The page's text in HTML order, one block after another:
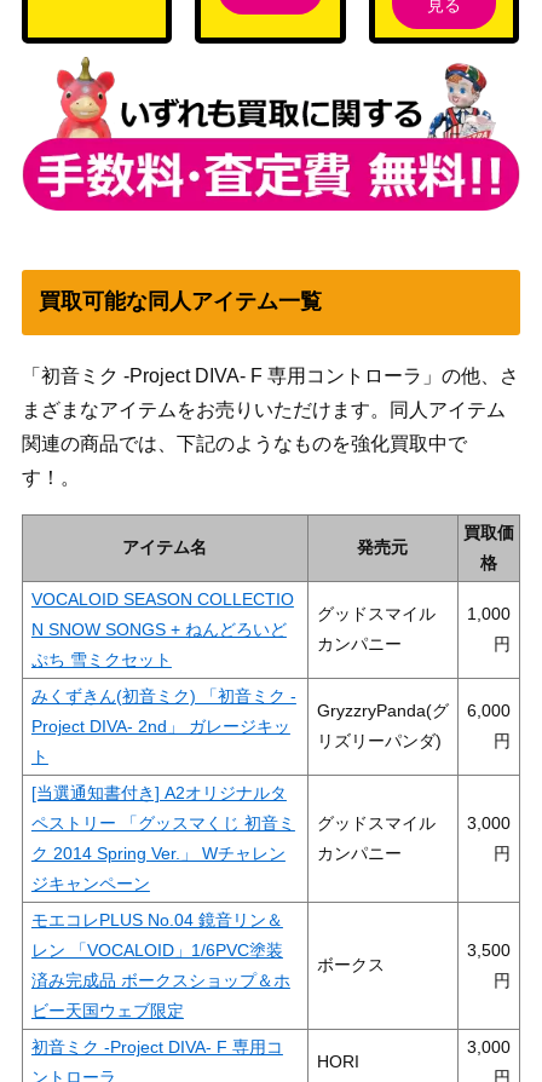
見る
買取可能な同人アイテム一覧
「初音ミク -Project DIVA- F 専用コントローラ」の他、さ
まざまなアイテムをお売りいただけます。同人アイテム
関連の商品では、下記のようなものを強化買取中で
す！。
アイテム名 発売元
買取価
格
VOCALOID SEASON COLLECTIO
N SNOW SONGS + ねんどろいど
ぷち 雪ミクセット
グッドスマイル
カンパニー
1,000
みくずきん(初音ミク) 「初音ミク -
Project DIVA- 2nd」 ガレージキッ
ト
GryzzryPanda(グ
リズリーパンダ)
6,000
[当選通知書付き] A2オリジナルタ
ペストリー 「グッスマくじ 初音ミ
ク 2014 Spring Ver.」 Wチャレン
ジキャンペーン
グッドスマイル
カンパニー
3,000
モエコレPLUS No.04 鏡音リン＆
レン 「VOCALOID」1/6PVC塗装
済み完成品 ボークスショップ＆ホ
ビー天国ウェブ限定
ボークス
3,500
初音ミク -Project DIVA- F 専用コ
ントローラ
HORI
3,000